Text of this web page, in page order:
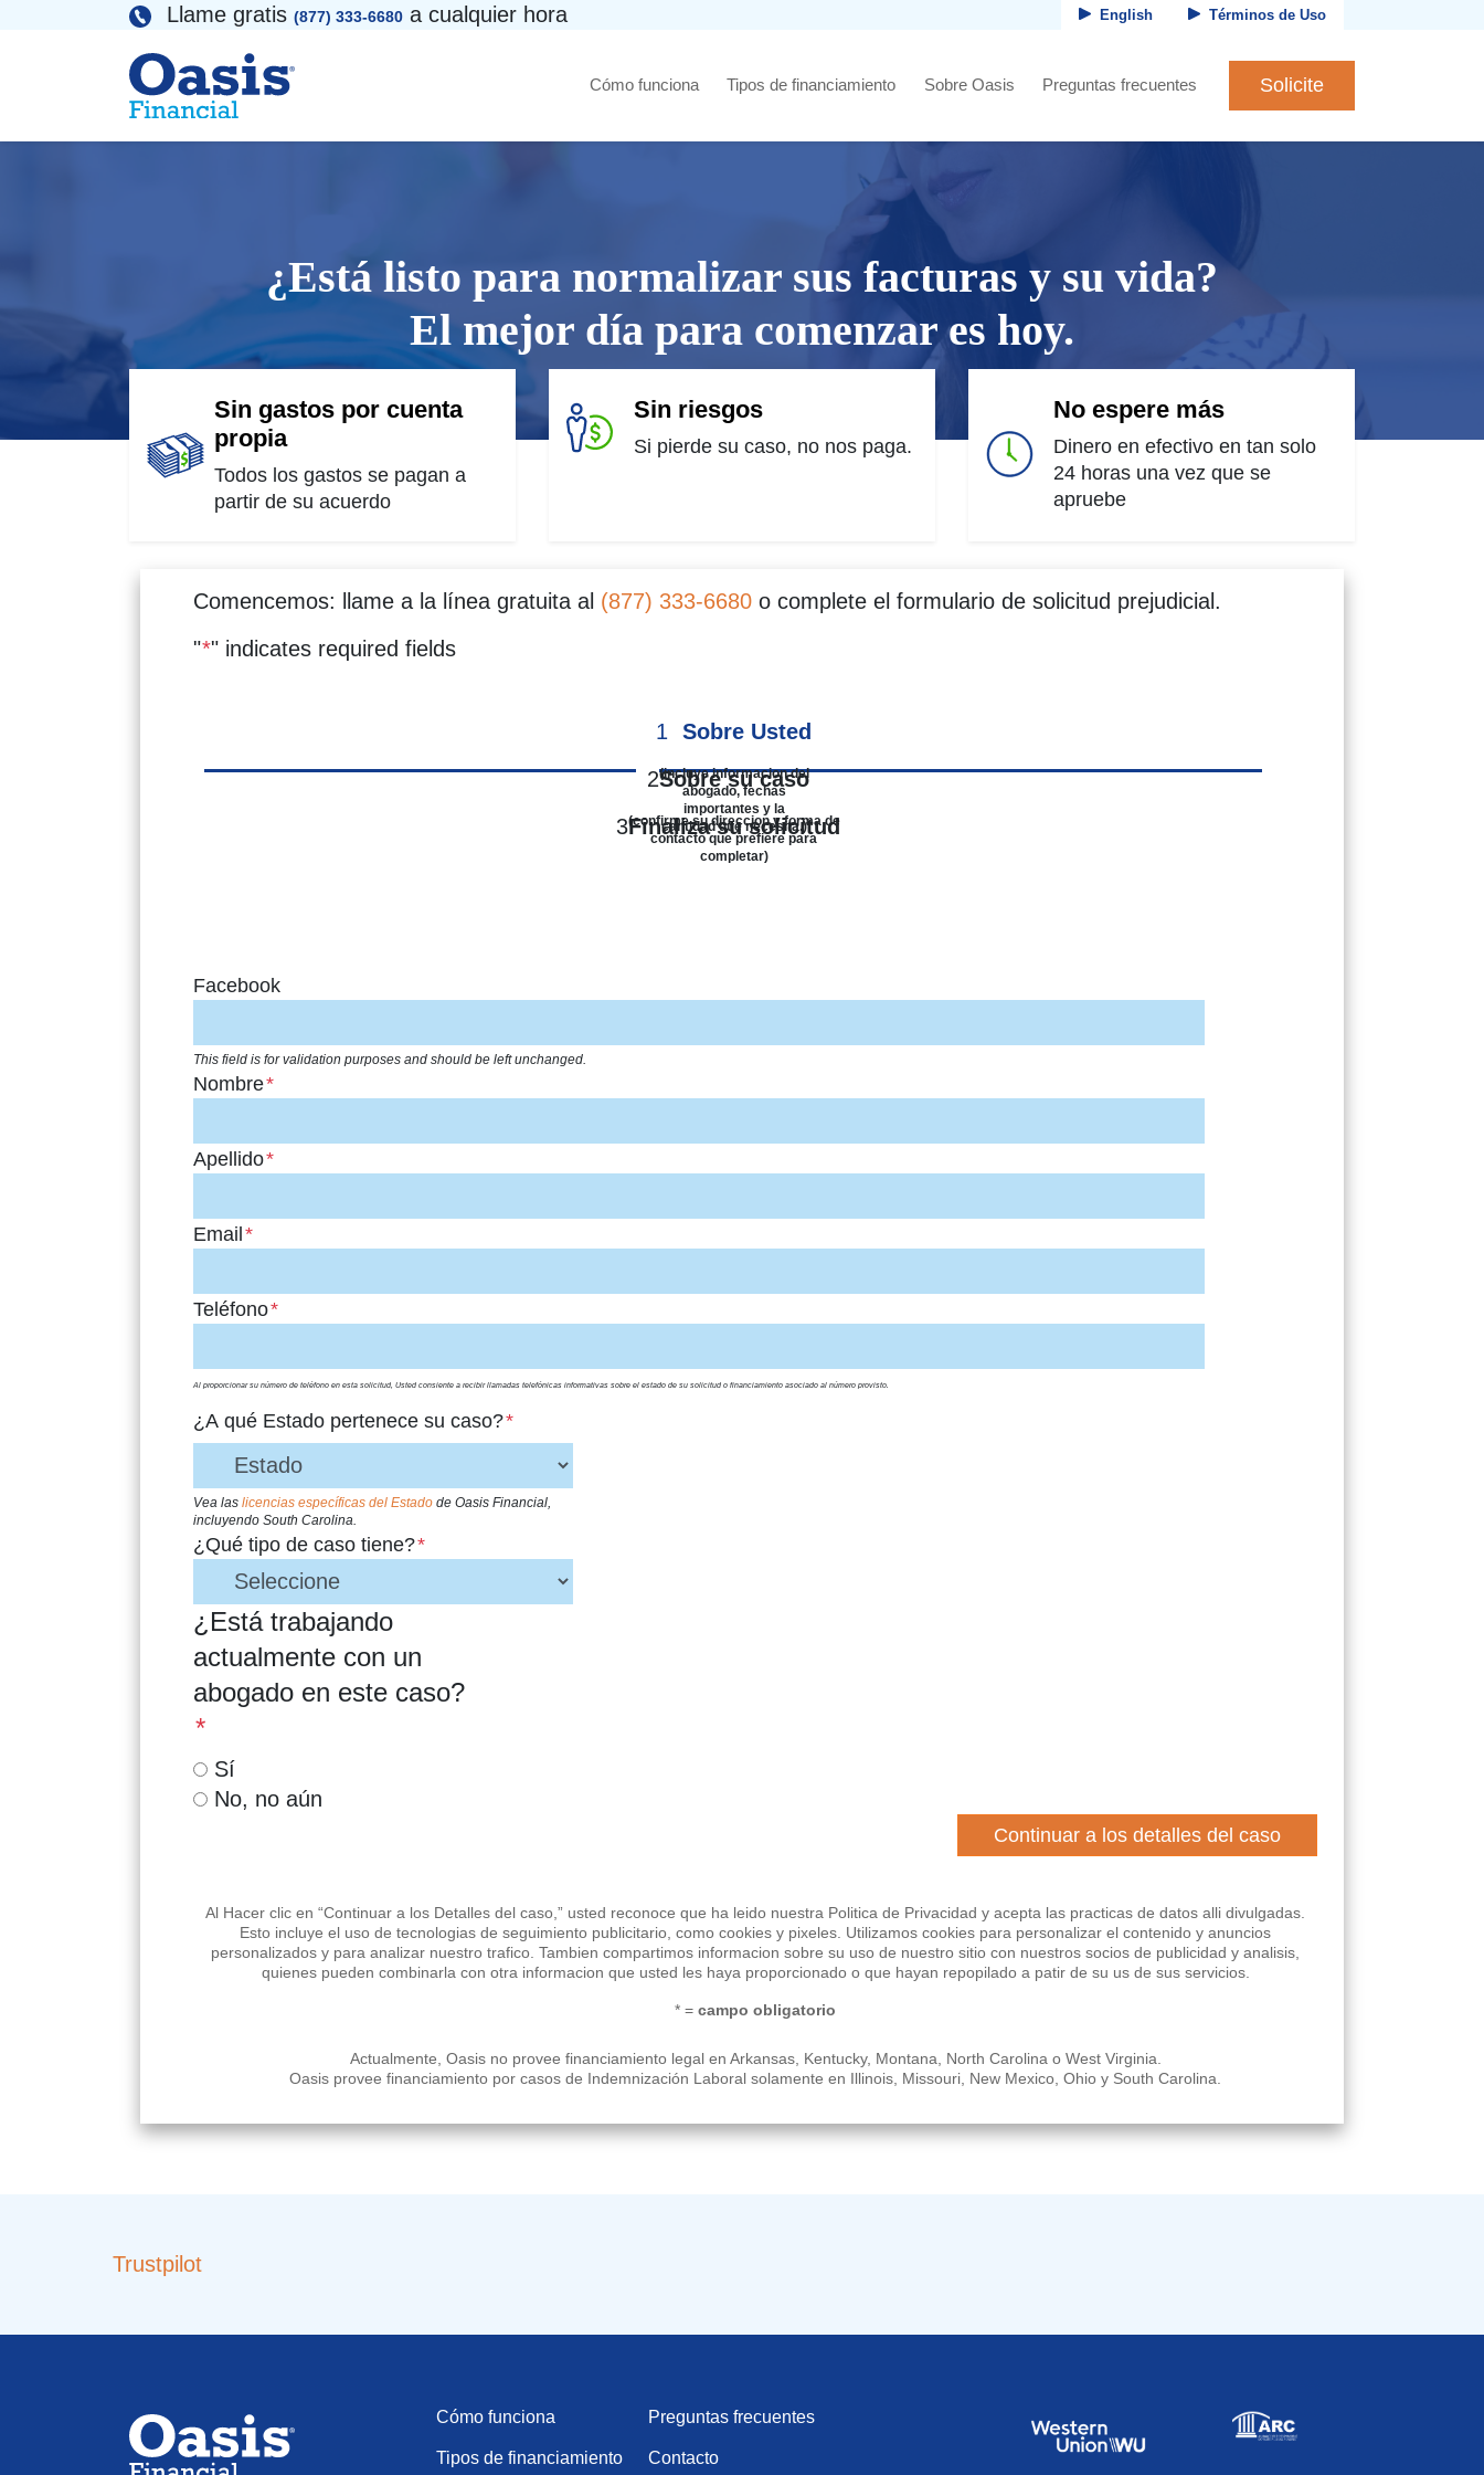
Llame gratis (877) 333-6680 a cualquier hora Términos de Uso
English
Cómo funciona Tipos de financiamiento Sobre Oasis Preguntas frecuentes Solicite
¿Está listo para normalizar sus facturas y su vida?
El mejor día para comenzar es hoy.
Sin gastos por cuenta
propia
Todos los gastos se pagan a
partir de su acuerdo
Sin riesgos
Si pierde su caso, no nos paga.
No espere más
Dinero en efectivo en tan solo
24 horas una vez que se
apruebe
Comencemos: llame a la línea gratuita al (877) 333-6680 o complete el formulario de solicitud prejudicial.
"*" indicates required fields
1Sobre Usted
2Sobre su caso
(incluye informacion del
abogado, fechas
importantes y la
cantidad que necesita.)
3Finaliza su solicitud
(confirme su direccion y forma de
contacto que prefiere para
completar)
Facebook
This field is for validation purposes and should be left unchanged.
Nombre*
Apellido*
Email*
Teléfono*
Al proporcionar su número de teléfono en esta solicitud, Usted consiente a recibir llamadas telefónicas informativas sobre el estado de su solicitud o financiamiento asociado al número provisto.
¿A qué Estado pertenece su caso?*
Vea las licencias específicas del Estado de Oasis Financial,
incluyendo South Carolina.
¿Qué tipo de caso tiene?*
¿Está trabajando
actualmente con un
abogado en este caso?
*
Sí
No, no aún
Al Hacer clic en “Continuar a los Detalles del caso,” usted reconoce que ha leido nuestra Politica de Privacidad y acepta las practicas de datos alli divulgadas.
Esto incluye el uso de tecnologias de seguimiento publicitario, como cookies y pixeles. Utilizamos cookies para personalizar el contenido y anuncios
personalizados y para analizar nuestro trafico. Tambien compartimos informacion sobre su uso de nuestro sitio con nuestros socios de publicidad y analisis,
quienes pueden combinarla con otra informacion que usted les haya proporcionado o que hayan repopilado a patir de su us de sus servicios.
* = campo obligatorio
Actualmente, Oasis no provee financiamiento legal en Arkansas, Kentucky, Montana, North Carolina o West Virginia.
Oasis provee financiamiento por casos de Indemnización Laboral solamente en Illinois, Missouri, New Mexico, Ohio y South Carolina.
Trustpilot
Cómo funciona
Tipos de financiamiento
Preguntas frecuentes
Contacto